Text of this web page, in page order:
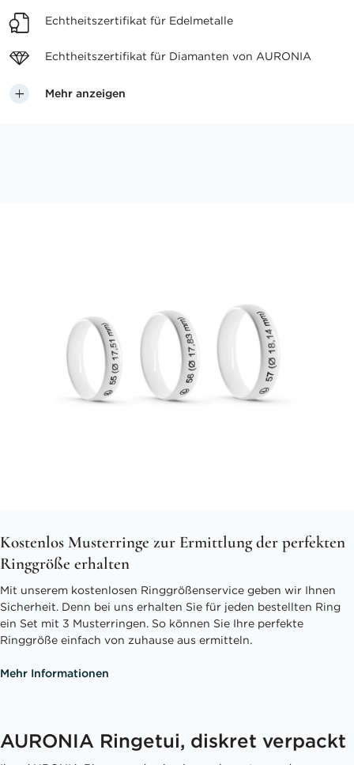
Echtheitszertifikat für Edelmetalle
Echtheitszertifikat für Diamanten von AURONIA
Mehr anzeigen
Kostenlos Musterringe zur Ermittlung der perfekten
Ringgröße erhalten
Mit unserem kostenlosen Ringgrößenservice geben wir Ihnen
Sicherheit. Denn bei uns erhalten Sie für jeden bestellten Ring
ein Set mit 3 Musterringen. So können Sie Ihre perfekte
Ringgröße einfach von zuhause aus ermitteln.
Mehr Informationen
AURONIA Ringetui, diskret verpackt